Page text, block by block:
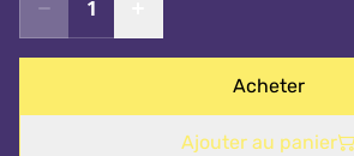
Acheter
Ajouter au panier